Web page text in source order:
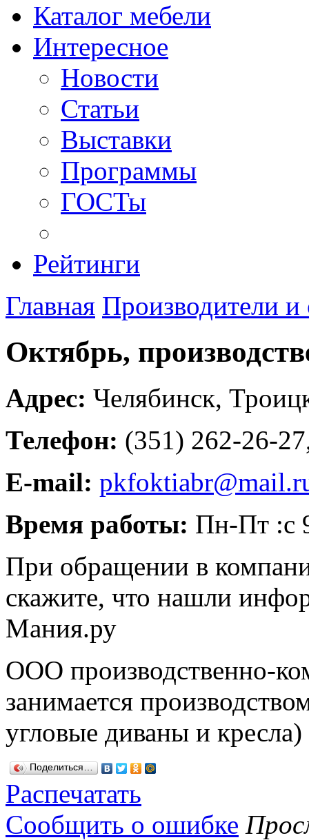
Каталог мебели
Интересное
Новости
Статьи
Выставки
Программы
ГОСТы
Рейтинги
Главная Производители и
Октябрь,
Адрес: Челябинск,
Телефон: (351) 262-26-
E-mail:
Время работы: Пн-Пт :с
При обращении в
скажите, что нашли
Мания.ру
ООО производственно-
занимается
угловые диваны и
Поделиться…
Распечатать
Сообщить о ошибке